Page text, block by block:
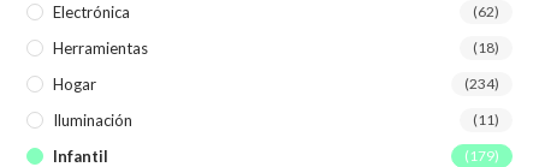
Electrónica (62)
Herramientas (18)
Hogar (234)
Iluminación (11)
Infantil (179)